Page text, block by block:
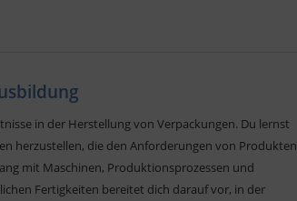
in der Herstellung von Verpackungen. Du lernst
herzustellen, die den Anforderungen von Produkten
mit Maschinen, Produktionsprozessen und
Fertigkeiten bereitet dich darauf vor, in der